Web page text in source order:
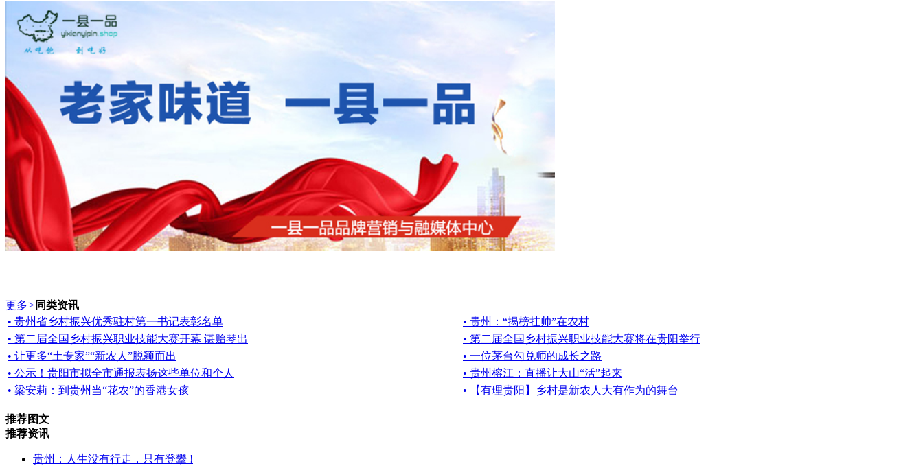
更多> 同类资讯
• 贵州省乡村振兴优秀驻村第一书记表彰名单
• 贵州：“揭榜挂帅”在农村
• 第二届全国乡村振兴职业技能大赛开幕 谌贻琴出
• 第二届全国乡村振兴职业技能大赛将在贵阳举行
• 让更多“土专家”“新农人”脱颖而出
• 一位茅台勾兑师的成长之路
• 公示！贵阳市拟全市通报表扬这些单位和个人
• 贵州榕江：直播让大山“活”起来
• 梁安莉：到贵州当“花农”的香港女孩
• 【有理贵阳】乡村是新农人大有作为的舞台
推荐图文
推荐资讯
贵州：人生没有行走，只有登攀 !